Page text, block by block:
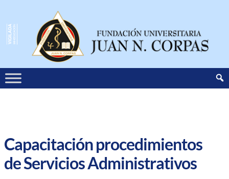
Capacitación procedimientos
de Servicios Administrativos